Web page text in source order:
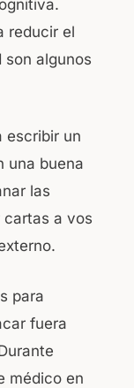
reducir el
algunos
escribir un
una buena
las
cartas a vos
para
fuera
médico en